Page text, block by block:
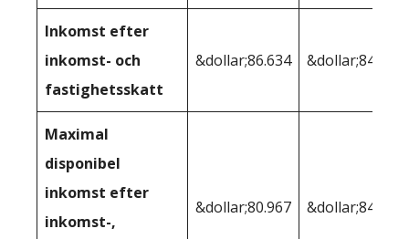
Inkomst efter
inkomst- och
fastighetsskatt
&dollar;86.634 &dollar;84.615
Maximal
disponibel
inkomst efter
inkomst-,
&dollar;80.967 &dollar;84.615